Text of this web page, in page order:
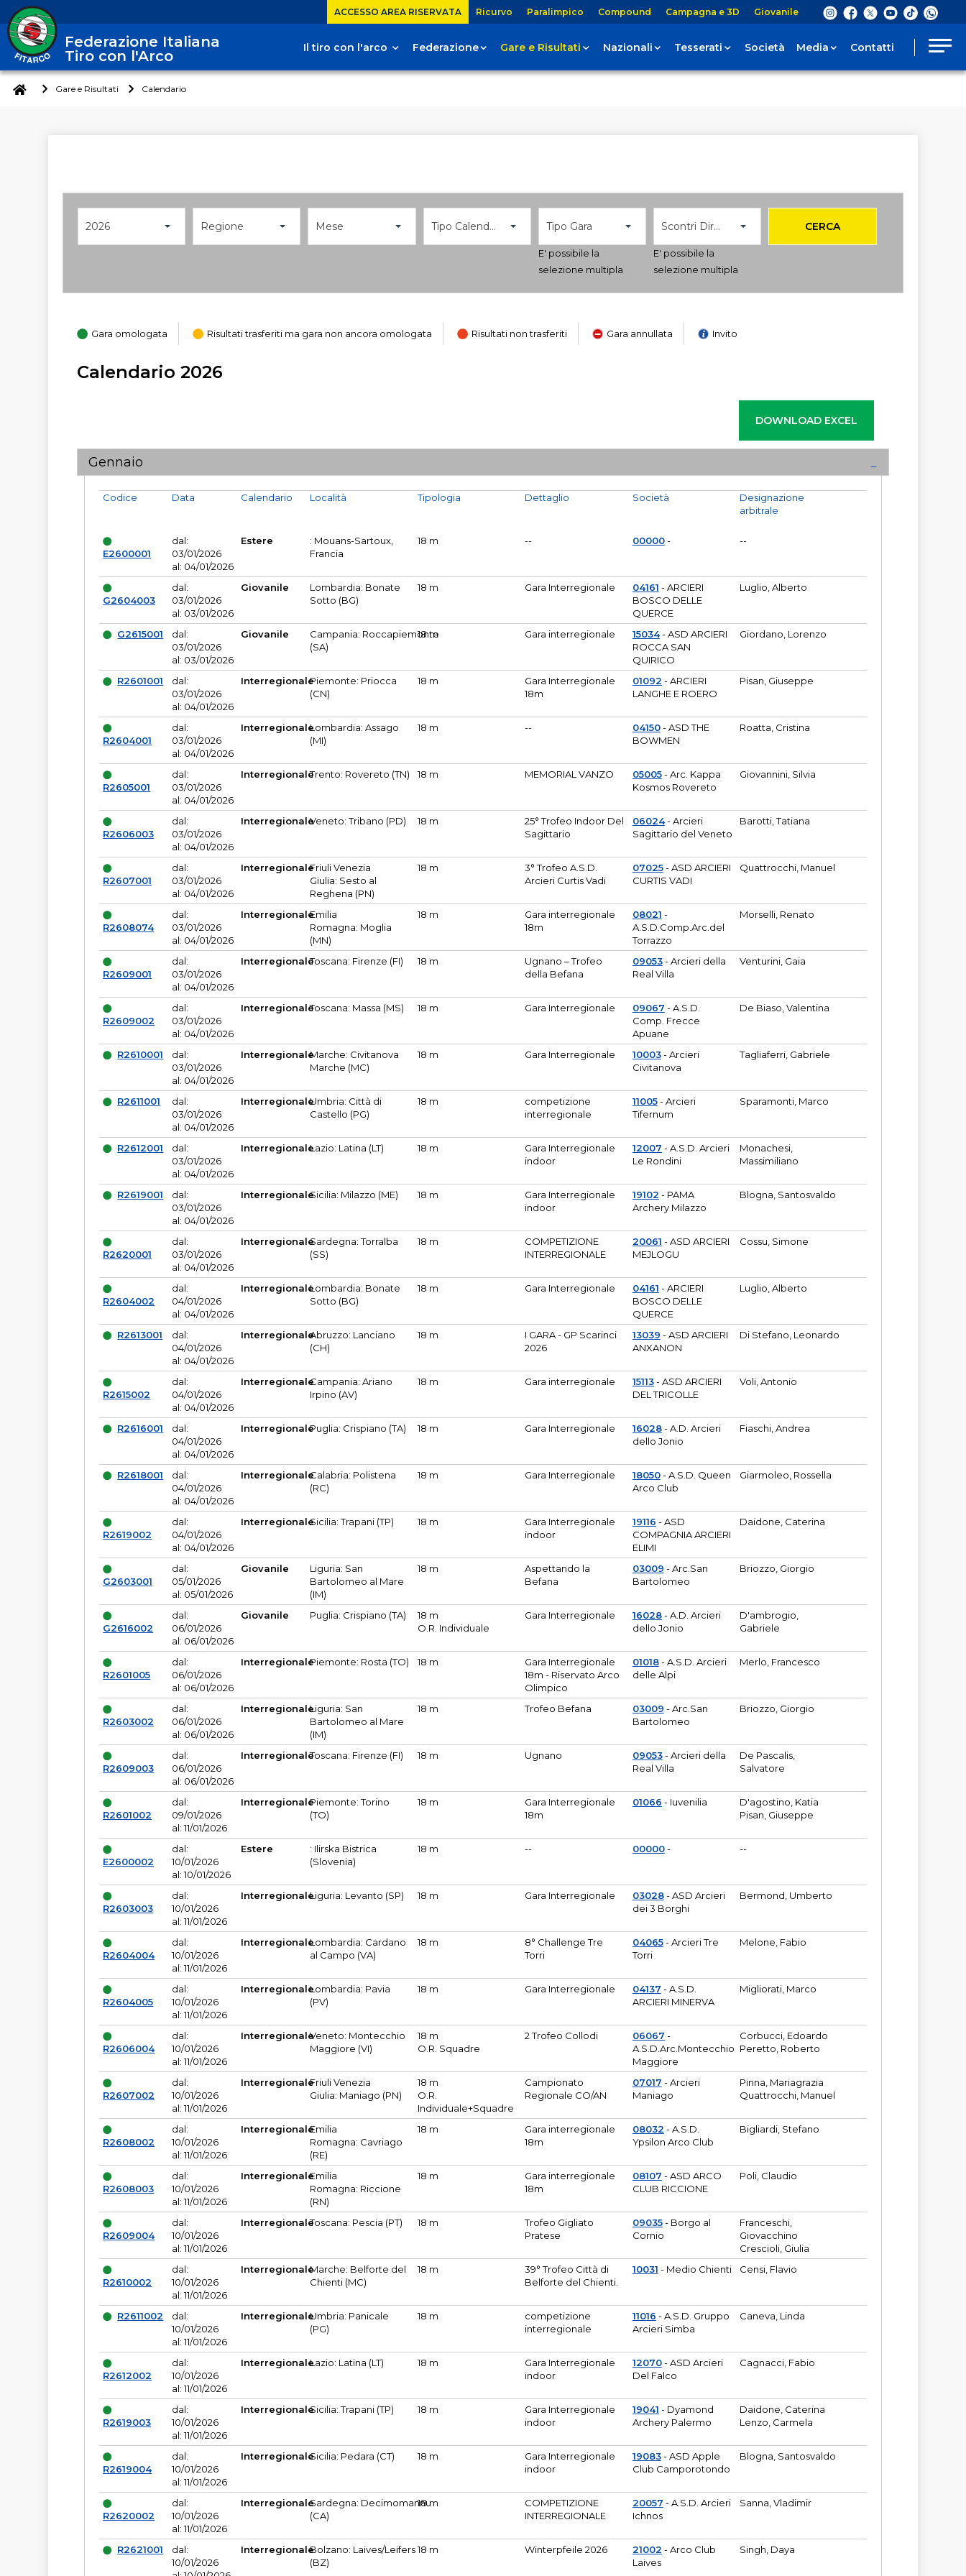
ACCESSO AREA RISERVATA Ricurvo Paralimpico Compound Campagna e 3D Giovanile
Federazione Italiana
Tiro con l'Arco
Il tiro con l'arco Federazione Gare e Risultati Nazionali Tesserati Società Media Contatti
Gare e Risultati Calendario
2026 Regione Mese Tipo Calendario Tipo Gara
E' possibile la
selezione multipla
Scontri Diretti
E' possibile la
selezione multipla
CERCA
Gara omologata Risultati trasferiti ma gara non ancora omologata Risultati non trasferiti Gara annullata Invito
Calendario 2026
Gennaio
Codice
E2600001
Data
dal:
03/01/2026
al: 04/01/2026
Calendario
Estere
Località
: Mouans-Sartoux,
Francia
Tipologia
18 m
Dettaglio
--
Società
00000-
Designazione
arbitrale
--
G2604003
dal:
03/01/2026
al: 03/01/2026
Giovanile
Lombardia: Bonate
Sotto (BG)
18 m Gara Interregionale 04161 - ARCIERI
BOSCO DELLE
QUERCE
Luglio, Alberto
G2615001
dal:
03/01/2026
al: 03/01/2026
Giovanile
Campania: Roccapiemonte
(SA)
18 m Gara interregionale 15034- ASD ARCIERI
ROCCA SAN
QUIRICO
Giordano, Lorenzo
R2601001
dal:
03/01/2026
al: 04/01/2026
InterregionalePiemonte: Priocca
(CN)
18 m
Gara Interregionale
18m
01092 - ARCIERI
LANGHE E ROERO
Pisan, Giuseppe
R2604001
dal:
03/01/2026
al: 04/01/2026
InterregionaleLombardia: Assago
(MI)
18 m -- 04150- ASD THE
BOWMEN
Roatta, Cristina
R2605001
dal:
03/01/2026
al: 04/01/2026
InterregionaleTrento: Rovereto (TN) 18 m MEMORIAL VANZO 05005- Arc. Kappa
Kosmos Rovereto
Giovannini, Silvia
R2606003
dal:
03/01/2026
al: 04/01/2026
InterregionaleVeneto: Tribano (PD) 18 m
25° Trofeo Indoor Del
Sagittario
06024- Arcieri
Sagittario del Veneto
Barotti, Tatiana
R2607001
dal:
03/01/2026
al: 04/01/2026
InterregionaleFriuli Venezia
Giulia: Sesto al
Reghena (PN)
18 m
3° Trofeo A.S.D.
Arcieri Curtis Vadi
07025- ASD ARCIERI
CURTIS VADI
Quattrocchi, Manuel
R2608074
dal:
03/01/2026
al: 04/01/2026
InterregionaleEmilia
Romagna: Moglia
(MN)
18 m
Gara interregionale
18m
08021 -
A.S.D.Comp.Arc.del
Torrazzo
Morselli, Renato
R2609001
dal:
03/01/2026
al: 04/01/2026
InterregionaleToscana: Firenze (FI) 18 m
Ugnano – Trofeo
della Befana
09053- Arcieri della
Real Villa
Venturini, Gaia
R2609002
dal:
03/01/2026
al: 04/01/2026
InterregionaleToscana: Massa (MS) 18 m Gara Interregionale 09067 - A.S.D.
Comp. Frecce
Apuane
De Biaso, Valentina
R2610001
dal:
03/01/2026
al: 04/01/2026
InterregionaleMarche: Civitanova
Marche (MC)
18 m Gara Interregionale 10003- Arcieri
Civitanova
Tagliaferri, Gabriele
R2611001
dal:
03/01/2026
al: 04/01/2026
InterregionaleUmbria: Città di
Castello (PG)
18 m
competizione
interregionale
11005- Arcieri
Tifernum
Sparamonti, Marco
R2612001
dal:
03/01/2026
al: 04/01/2026
InterregionaleLazio: Latina (LT) 18 m
Gara Interregionale
indoor
12007 - A.S.D. Arcieri
Le Rondini
Monachesi,
Massimiliano
R2619001
dal:
03/01/2026
al: 04/01/2026
InterregionaleSicilia: Milazzo (ME) 18 m
Gara Interregionale
indoor
19102 - PAMA
Archery Milazzo
Blogna, Santosvaldo
R2620001
dal:
03/01/2026
al: 04/01/2026
InterregionaleSardegna: Torralba
(SS)
18 m
COMPETIZIONE
INTERREGIONALE
20061 - ASD ARCIERI
MEJLOGU
Cossu, Simone
R2604002
dal:
04/01/2026
al: 04/01/2026
InterregionaleLombardia: Bonate
Sotto (BG)
18 m Gara Interregionale 04161 - ARCIERI
BOSCO DELLE
QUERCE
Luglio, Alberto
R2613001
dal:
04/01/2026
al: 04/01/2026
InterregionaleAbruzzo: Lanciano
(CH)
18 m
I GARA - GP Scarinci
2026
13039 - ASD ARCIERI
ANXANON
Di Stefano, Leonardo
R2615002
dal:
04/01/2026
al: 04/01/2026
InterregionaleCampania: Ariano
Irpino (AV)
18 m Gara interregionale 15113- ASD ARCIERI
DEL TRICOLLE
Voli, Antonio
R2616001
dal:
04/01/2026
al: 04/01/2026
InterregionalePuglia: Crispiano (TA) 18 m Gara Interregionale 16028- A.D. Arcieri
dello Jonio
Fiaschi, Andrea
R2618001
dal:
04/01/2026
al: 04/01/2026
InterregionaleCalabria: Polistena
(RC)
18 m Gara Interregionale 18050- A.S.D. Queen
Arco Club
Giarmoleo, Rossella
R2619002
dal:
04/01/2026
al: 04/01/2026
InterregionaleSicilia: Trapani (TP) 18 m
Gara Interregionale
indoor
19116 - ASD
COMPAGNIA ARCIERI
ELIMI
Daidone, Caterina
G2603001
dal:
05/01/2026
al: 05/01/2026
Giovanile
Liguria: San
Bartolomeo al Mare
(IM)
18 m
Aspettando la
Befana
03009 - Arc.San
Bartolomeo
Briozzo, Giorgio
G2616002
dal:
06/01/2026
al: 06/01/2026
Giovanile Puglia: Crispiano (TA)
18 m
O.R. Individuale
Gara Interregionale 16028- A.D. Arcieri
dello Jonio
D'ambrogio,
Gabriele
R2601005
dal:
06/01/2026
al: 06/01/2026
InterregionalePiemonte: Rosta (TO) 18 m
Gara Interregionale
18m - Riservato Arco
Olimpico
01018- A.S.D. Arcieri
delle Alpi
Merlo, Francesco
R2603002
dal:
06/01/2026
al: 06/01/2026
InterregionaleLiguria: San
Bartolomeo al Mare
(IM)
18 m Trofeo Befana 03009 - Arc.San
Bartolomeo
Briozzo, Giorgio
R2609003
dal:
06/01/2026
al: 06/01/2026
InterregionaleToscana: Firenze (FI) 18 m Ugnano 09053- Arcieri della
Real Villa
De Pascalis,
Salvatore
R2601002
dal:
09/01/2026
al: 11/01/2026
InterregionalePiemonte: Torino
(TO)
18 m
Gara Interregionale
18m
01066 - Iuvenilia
D'agostino, Katia
Pisan, Giuseppe
E2600002
dal:
10/01/2026
al: 10/01/2026
Estere
: Ilirska Bistrica
(Slovenia)
18 m -- 00000- --
R2603003
dal:
10/01/2026
al: 11/01/2026
InterregionaleLiguria: Levanto (SP) 18 m Gara Interregionale 03028- ASD Arcieri
dei 3 Borghi
Bermond, Umberto
R2604004
dal:
10/01/2026
al: 11/01/2026
InterregionaleLombardia: Cardano
al Campo (VA)
18 m
8° Challenge Tre
Torri
04065- Arcieri Tre
Torri
Melone, Fabio
R2604005
dal:
10/01/2026
al: 11/01/2026
InterregionaleLombardia: Pavia
(PV)
18 m Gara Interregionale 04137 - A.S.D.
ARCIERI MINERVA
Migliorati, Marco
R2606004
dal:
10/01/2026
al: 11/01/2026
InterregionaleVeneto: Montecchio
Maggiore (VI)
18 m
O.R. Squadre
2 Trofeo Collodi 06067 -
A.S.D.Arc.Montecchio
Maggiore
Corbucci, Edoardo
Peretto, Roberto
R2607002
dal:
10/01/2026
al: 11/01/2026
InterregionaleFriuli Venezia
Giulia: Maniago (PN)
18 m
O.R.
Individuale+Squadre
Campionato
Regionale CO/AN
07017 - Arcieri
Maniago
Pinna, Mariagrazia
Quattrocchi, Manuel
R2608002
dal:
10/01/2026
al: 11/01/2026
InterregionaleEmilia
Romagna: Cavriago
(RE)
18 m
Gara interregionale
18m
08032 - A.S.D.
Ypsilon Arco Club
Bigliardi, Stefano
R2608003
dal:
10/01/2026
al: 11/01/2026
InterregionaleEmilia
Romagna: Riccione
(RN)
18 m
Gara interregionale
18m
08107 - ASD ARCO
CLUB RICCIONE
Poli, Claudio
R2609004
dal:
10/01/2026
al: 11/01/2026
InterregionaleToscana: Pescia (PT) 18 m
Trofeo Gigliato
Pratese
09035- Borgo al
Cornio
Franceschi,
Giovacchino
Crescioli, Giulia
R2610002
dal:
10/01/2026
al: 11/01/2026
InterregionaleMarche: Belforte del
Chienti (MC)
18 m
39° Trofeo Città di
Belforte del Chienti.
10031 - Medio Chienti Censi, Flavio
R2611002
dal:
10/01/2026
al: 11/01/2026
InterregionaleUmbria: Panicale
(PG)
18 m
competizione
interregionale
11016 - A.S.D. Gruppo
Arcieri Simba
Caneva, Linda
R2612002
dal:
10/01/2026
al: 11/01/2026
InterregionaleLazio: Latina (LT) 18 m
Gara Interregionale
indoor
12070- ASD Arcieri
Del Falco
Cagnacci, Fabio
R2619003
dal:
10/01/2026
al: 11/01/2026
InterregionaleSicilia: Trapani (TP) 18 m
Gara Interregionale
indoor
19041 - Dyamond
Archery Palermo
Daidone, Caterina
Lenzo, Carmela
R2619004
dal:
10/01/2026
al: 11/01/2026
InterregionaleSicilia: Pedara (CT) 18 m
Gara Interregionale
indoor
19083- ASD Apple
Club Camporotondo
Blogna, Santosvaldo
R2620002
dal:
10/01/2026
al: 11/01/2026
InterregionaleSardegna: Decimomannu
(CA)
18 m
COMPETIZIONE
INTERREGIONALE
20057 - A.S.D. Arcieri
Ichnos
Sanna, Vladimir
R2621001
dal:
10/01/2026
InterregionaleBolzano: Laives/Leifers
(BZ)
18 m Winterpfeile 2026 21002 - Arco Club
Laives
Singh, Daya